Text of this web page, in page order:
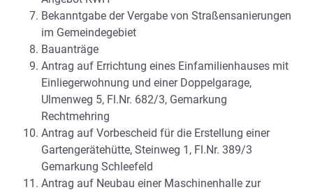
Bekanntgabe der Vergabe von Straßensanierungen
im Gemeindegebiet
Bauanträge
Antrag auf Errichtung eines Einfamilienhauses mit
Einliegerwohnung und einer Doppelgarage,
Ulmenweg 5, Fl.Nr. 682/3, Gemarkung
Rechtmehring
Antrag auf Vorbescheid für die Erstellung einer
Gartengerätehütte, Steinweg 1, Fl.Nr. 389/3
Gemarkung Schleefeld
Antrag auf Neubau einer Maschinenhalle zur